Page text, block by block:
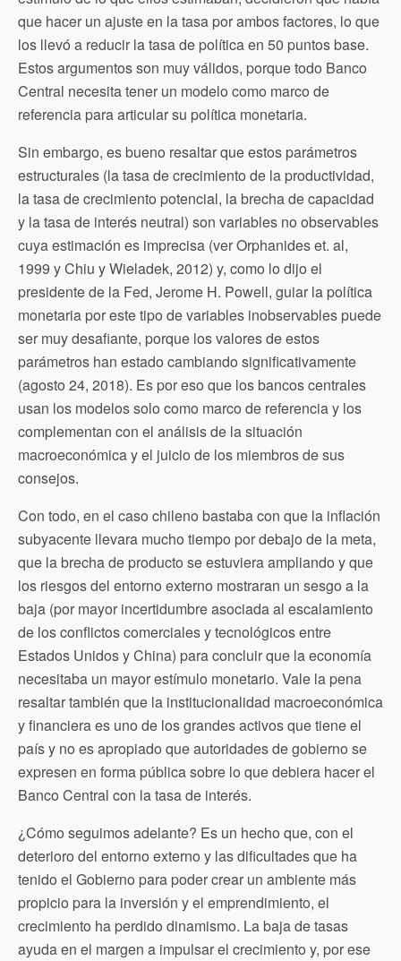
que hacer un ajuste en la tasa por ambos factores, lo que
los llevó a reducir la tasa de política en 50 puntos base.
Estos argumentos son muy válidos, porque todo Banco
Central necesita tener un modelo como marco de
referencia para articular su política monetaria.
Sin embargo, es bueno resaltar que estos parámetros
estructurales (la tasa de crecimiento de la productividad,
la tasa de crecimiento potencial, la brecha de capacidad
y la tasa de interés neutral) son variables no observables
cuya estimación es imprecisa (ver Orphanides et. al,
1999 y Chiu y Wieladek, 2012) y, como lo dijo el
presidente de la Fed, Jerome H. Powell, guiar la política
monetaria por este tipo de variables inobservables puede
ser muy desafiante, porque los valores de estos
parámetros han estado cambiando significativamente
(agosto 24, 2018). Es por eso que los bancos centrales
usan los modelos solo como marco de referencia y los
complementan con el análisis de la situación
macroeconómica y el juicio de los miembros de sus
consejos.
Con todo, en el caso chileno bastaba con que la inflación
subyacente llevara mucho tiempo por debajo de la meta,
que la brecha de producto se estuviera ampliando y que
los riesgos del entorno externo mostraran un sesgo a la
baja (por mayor incertidumbre asociada al escalamiento
de los conflictos comerciales y tecnológicos entre
Estados Unidos y China) para concluir que la economía
necesitaba un mayor estímulo monetario. Vale la pena
resaltar también que la institucionalidad macroeconómica
y financiera es uno de los grandes activos que tiene el
país y no es apropiado que autoridades de gobierno se
expresen en forma pública sobre lo que debiera hacer el
Banco Central con la tasa de interés.
¿Cómo seguimos adelante? Es un hecho que, con el
deterioro del entorno externo y las dificultades que ha
tenido el Gobierno para poder crear un ambiente más
propicio para la inversión y el emprendimiento, el
crecimiento ha perdido dinamismo. La baja de tasas
ayuda en el margen a impulsar el crecimiento y, por ese